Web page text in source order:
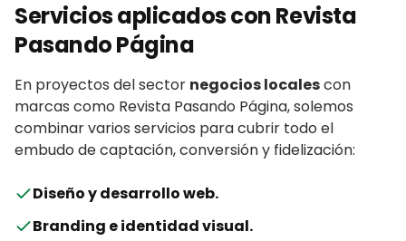
Servicios aplicados conRevista
Pasando Página
En proyectos del sector negocios localescon
marcas como Revista Pasando Página, solemos
combinar varios servicios para cubrir todo el
embudo de captación, conversión y fidelización:
Diseño y desarrollo web.
Branding e identidad visual.